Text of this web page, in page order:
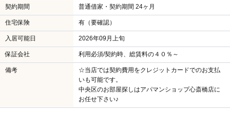
契約期間 普通借家・契約期間 24ヶ月
住宅保険 有（要確認）
入居可能日 2026年09月上旬
保証会社 利用必須/契約時、総賃料の４０％～
備考
☆当店では契約費用をクレジットカードでのお支払
いも可能です。
中央区のお部屋探しはアパマンショップ心斎橋店に
お任せ下さい♪